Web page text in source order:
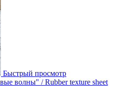
Быстрый просмотр
волны" / Rubber texture sheet